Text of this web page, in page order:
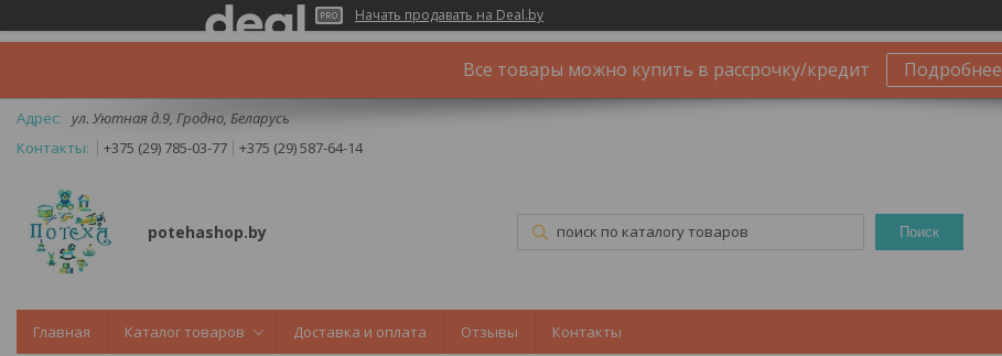
Начать продавать на Deal.by
Все товары можно купить в рассрочку/кредит Подробнее
ул. Уютная д.9, Гродно, Беларусь
+375 (29) 785-03-77
+375 (29) 587-64-14
potehashop.by Поиск
Главная Каталог товаров Доставка и оплата Отзывы Контакты